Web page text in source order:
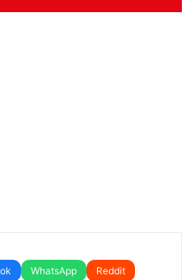
WhatsApp
Reddit